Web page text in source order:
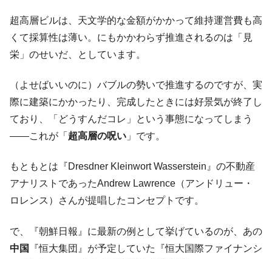
は韓国で『BYD』車は売れている。6カ月で対前年同期比
1.9倍！
く空港に詰めかけ「出て行け！」「極右勢力」のプラカー
ドを掲げる「在韓反米勢力」
『Money1』
韓国政府「2035年までに18.4GW規模のAIデ
ータセンター整備」⇒ だから無理だってば。
ほぼ終わった」
『Money1』
韓国『国民年金公団』株価暴落で200兆蒸
発。
『Money1』
韓国政府「ニセＫ-ブランドを通報しようキ
ャンペーン」⇒ あの名物教授も登場！
超高層ビルは、天文学的な金額がかかって維持運営費も高
くて採算性は薄い。にもかかわらず推進されるのは「見
栄」のせいだ、としています。
（よせばいいのに）バブルの勢いで推進するのですが、実
際に建築にかかったり、完成したときには好景気が終了し
ており、「どうすんだコレ」という事態になってしまう
――これが「 超高層の呪い 」です。
もともとは『Dresdner Kleinwort Wasserstein』の不動産
アナリストであったAndrew Lawrence（アンドリュー・
ロレンス）さんが提唱したコンセプトです。
で、『朝鮮日報』に最新の例として挙げているのが、あの
中国
『恒大集団』が予定していた『恒大国際ファイナンシ